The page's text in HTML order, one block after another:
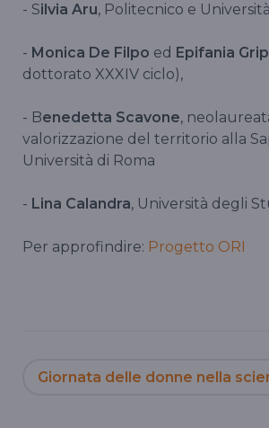
- Silvia Aru, Politecnico e
- Monica De Filpo ed Epifania
dottorato XXXIV ciclo),
- Benedetta Scavone,
valorizzazione del territorio alla
Università di Roma
- Lina Calandra, Università degli
Per approfindire: Progetto ORI
Giornata delle donne nella